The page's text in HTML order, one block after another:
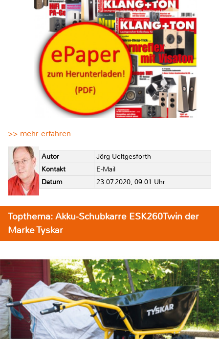
>> mehr erfahren
Autor
Jörg Ueltgesforth
Kontakt
E-Mail
Datum
23.07.2020, 09:01 Uhr
Topthema: Akku-Schubkarre ESK260Twin der
Marke Tyskar